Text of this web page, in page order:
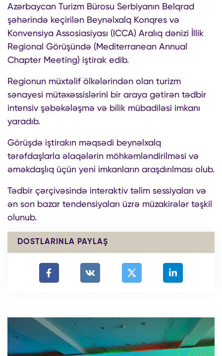
Azərbaycan Turizm Bürosu Serbiyanın Belqrad
şəhərində keçirilən Beynəlxalq Konqres və
Konvensiya Assosiasiyası (ICCA) Aralıq dənizi İllik
Regional Görüşündə (Mediterranean Annual
Chapter Meeting) iştirak edib.
Regionun müxtəlif ölkələrindən olan turizm
sənayesi mütəxəssislərini bir araya gətirən tədbir
intensiv şəbəkələşmə və bilik mübadiləsi imkanı
yaradıb.
Görüşdə iştirakın məqsədi beynəlxalq
tərəfdaşlarla əlaqələrin möhkəmləndirilməsi və
əməkdaşlıq üçün yeni imkanların araşdırılması olub.
Tədbir çərçivəsində interaktiv təlim sessiyaları və
ən son bazar tendensiyaları üzrə müzakirələr təşkil
olunub.
DOSTLARINLA PAYLAŞ